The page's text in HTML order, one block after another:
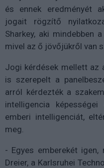
és ennek eredményét
jogait rögzítő
Sharkey, aki mindebben
mivel az ő jövőjükről van
Jogi kérdések mellett az
is szerepelt a
arról kérdezték a
intelligencia
emberi intelligenciát,
meg.
- Egyes emberekét
Dreier, a Karlsruhei